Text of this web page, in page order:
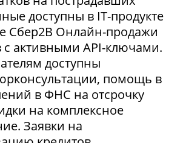
доступны в IT-продукте
Сбер2В Онлайн-продажи
с активными API-ключами.
доступны
помощь в
в ФНС на отсрочку
на комплексное
Заявки на